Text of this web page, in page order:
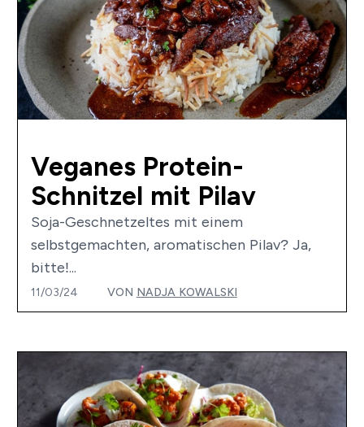
Veganes Protein-
Schnitzel mit Pilav
Soja-Geschnetzeltes mit einem
selbstgemachten, aromatischen Pilav? Ja,
bitte!...
11/03/24 VON NADJA KOWALSKI